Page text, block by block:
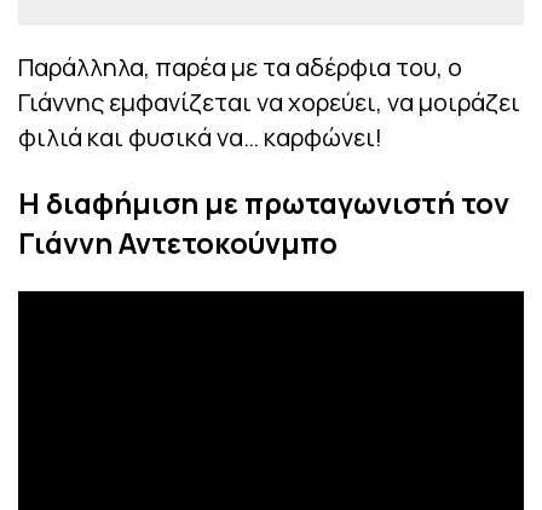
Παράλληλα, παρέα με τα αδέρφια του, ο
Γιάννης εμφανίζεται να χορεύει, να μοιράζει
φιλιά και φυσικά να… καρφώνει!
Η διαφήμιση με πρωταγωνιστή τον
Γιάννη Αντετοκούνμπο